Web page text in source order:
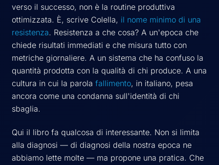
verso il successo, non è la routine produttiva
ottimizzata. È, scrive Colella, il nome minimo di una
resistenza. Resistenza a che cosa? A un'epoca che
chiede risultati immediati e che misura tutto con
metriche giornaliere. A un sistema che ha confuso la
quantità prodotta con la qualità di chi produce. A una
cultura in cui la parola fallimento, in italiano, pesa
ancora come una condanna sull'identità di chi
sbaglia.
Qui il libro fa qualcosa di interessante. Non si limita
alla diagnosi — di diagnosi della nostra epoca ne
abbiamo lette molte — ma propone una pratica. Che